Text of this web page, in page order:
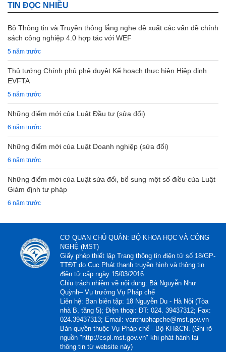
TIN ĐỌC NHIỀU
Bộ Thông tin và Truyền thông lắng nghe đề xuất các vấn đề chính
sách công nghiệp 4.0 hợp tác với WEF
5 năm trước
Thủ tướng Chính phủ phê duyệt Kế hoạch thực hiện Hiệp định
EVFTA
5 năm trước
Những điểm mới của Luật Đầu tư (sửa đổi)
6 năm trước
Những điểm mới của Luật Doanh nghiệp (sửa đổi)
6 năm trước
Những điểm mới của Luật sửa đổi, bổ sung một số điều của Luật
Giám định tư pháp
6 năm trước
CƠ QUAN CHỦ QUẢN: BỘ KHOA HỌC VÀ CÔNG
NGHỆ (MST)
Giấy phép thiết lập Trang thông tin điện tử số 18/GP-
TTĐT do Cục Phát thanh truyền hình và thông tin
điện tử cấp ngày 15/03/2016.
Chịu trách nhiệm về nội dung: Bà Nguyễn Như
Quỳnh– Vụ trưởng Vụ Pháp chế
Liên hệ: Ban biên tập: 18 Nguyễn Du - Hà Nội (Tòa
nhà B, tầng 5); Điện thoại: ĐT: 024. 39437312; Fax:
024.39437313; Email: vanthuphapche@mst.gov.vn
Bản quyền thuộc Vụ Pháp chế - Bộ KH&CN. (Ghi rõ
nguồn "http://cspl.mst.gov.vn" khi phát hành lại
thông tin từ website này)